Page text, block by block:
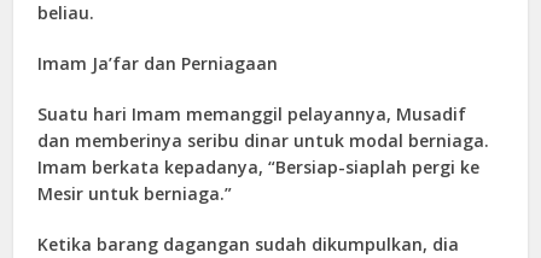
beliau.
Imam Ja’far dan Perniagaan
Suatu hari Imam memanggil pelayannya, Musadif
dan memberinya seribu dinar untuk modal berniaga.
Imam berkata kepadanya, “Bersiap-siaplah pergi ke
Mesir untuk berniaga.”
Ketika barang dagangan sudah dikumpulkan, dia